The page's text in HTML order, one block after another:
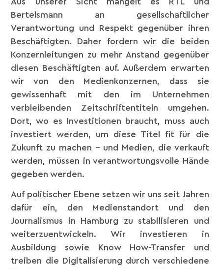
Bertelsmann an gesellschaftlicher
Verantwortung und Respekt gegenüber ihren
Beschäftigten. Daher fordern wir die beiden
Konzernleitungen zu mehr Anstand gegenüber
diesen Beschäftigten auf. Außerdem erwarten
wir von den Medienkonzernen, dass sie
gewissenhaft mit den im Unternehmen
verbleibenden Zeitschriftentiteln umgehen.
Dort, wo es Investitionen braucht, muss auch
investiert werden, um diese Titel fit für die
Zukunft zu machen – und Medien, die verkauft
werden, müssen in verantwortungsvolle Hände
gegeben werden.
Auf politischer Ebene setzen wir uns seit Jahren
dafür ein, den Medienstandort und den
Journalismus in Hamburg zu stabilisieren und
weiterzuentwickeln. Wir investieren in
Ausbildung sowie Know How-Transfer und
treiben die Digitalisierung durch verschiedene